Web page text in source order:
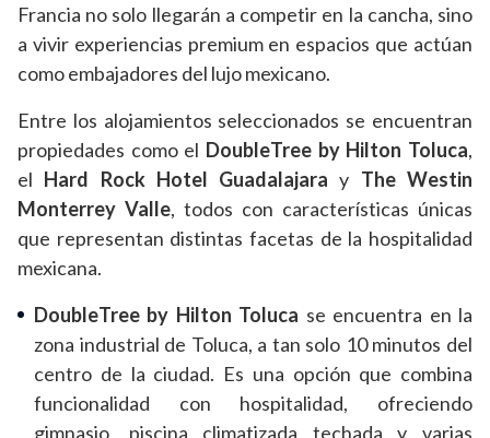
Francia no solo llegarán a competir en la cancha, sino
a vivir experiencias premium en espacios que actúan
como embajadores del lujo mexicano.
Entre los alojamientos seleccionados se encuentran
propiedades como el DoubleTree by Hilton Toluca,
el Hard Rock Hotel Guadalajara y The Westin
Monterrey Valle, todos con características únicas
que representan distintas facetas de la hospitalidad
mexicana.
DoubleTree by Hilton Toluca se encuentra en la
zona industrial de Toluca, a tan solo 10 minutos del
centro de la ciudad. Es una opción que combina
funcionalidad con hospitalidad, ofreciendo
gimnasio, piscina climatizada techada y varias